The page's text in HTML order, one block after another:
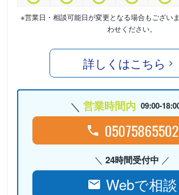
※営業日・相談可能日が変更となる場合もござい
わせください。
詳しくはこちら
営業時間内 09:00-
05075865502
24時間受付中
Webで相談